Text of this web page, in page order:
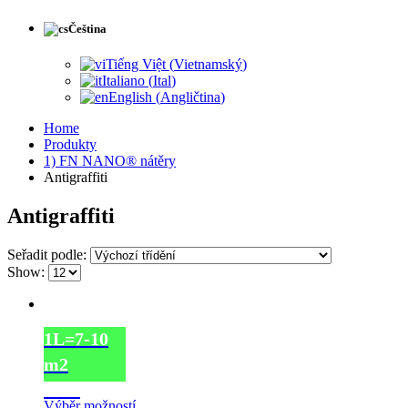
Čeština
Tiếng Việt (Vietnamský)
Italiano (Ital)
English (Angličtina)
Home
Produkty
1) FN NANO® nátěry
Antigraffiti
Antigraffiti
Seřadit podle:
Show:
1L=7-10
m2